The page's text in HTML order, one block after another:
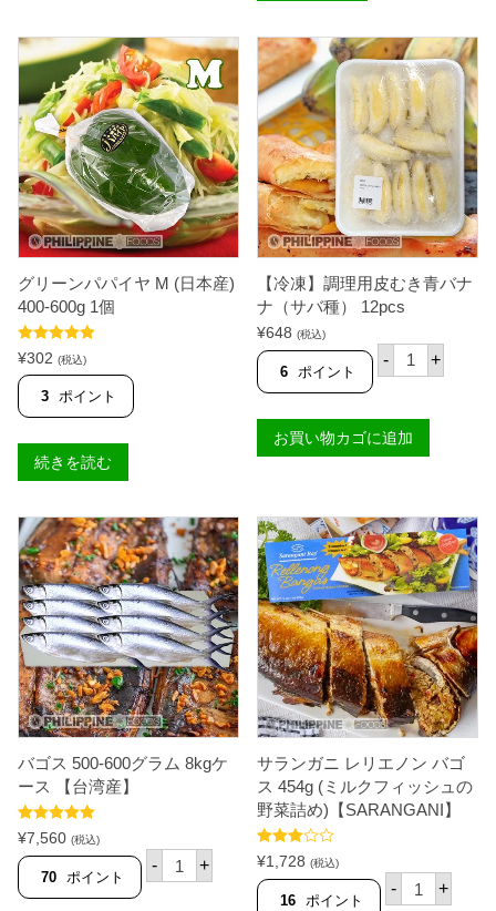
グリーンパパイヤ M (日本産)
400-600g 1個
5段階中5.00
の評価
¥302 (税込)
3 ポイント
続きを読む
【冷凍】調理用皮むき青バナ
ナ（サバ種） 12pcs
¥648 (税込)
6 ポイント
- 【
冷
調
理
用
青
バ
ナ
ナ
（
サ
バ
種
）
1
2
p
c
個
+
お買い物カゴに追加
バゴス 500-600グラム 8kgケ
ース 【台湾産】
5段階中 5.00
の評価
¥7,560 (税込)
70 ポイント
- バ
ゴ
+
サランガニ レリエノン バゴ
ス 454g (ミルクフィッシュの
野菜詰め)【SARANGANI】
5段階
中3.00
の評価
¥1,728 (税込)
16 ポイント
- サ
ラ
+